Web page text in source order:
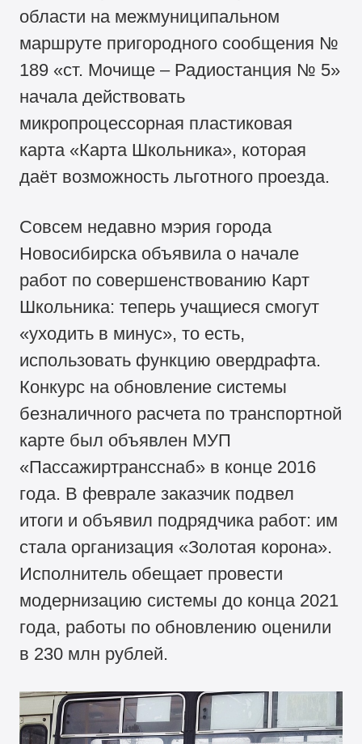
области на межмуниципальном
маршруте пригородного сообщения №
189 «ст. Мочище – Радиостанция № 5»
начала действовать
микропроцессорная пластиковая
карта «Карта Школьника», которая
даёт возможность льготного проезда.
Совсем недавно мэрия города
Новосибирска объявила о начале
работ по совершенствованию Карт
Школьника: теперь учащиеся смогут
«уходить в минус», то есть,
использовать функцию овердрафта.
Конкурс на обновление системы
безналичного расчета по транспортной
карте был объявлен МУП
«Пассажиртрансснаб» в конце 2016
года. В феврале заказчик подвел
итоги и объявил подрядчика работ: им
стала организация «Золотая корона».
Исполнитель обещает провести
модернизацию системы до конца 2021
года, работы по обновлению оценили
в 230 млн рублей.